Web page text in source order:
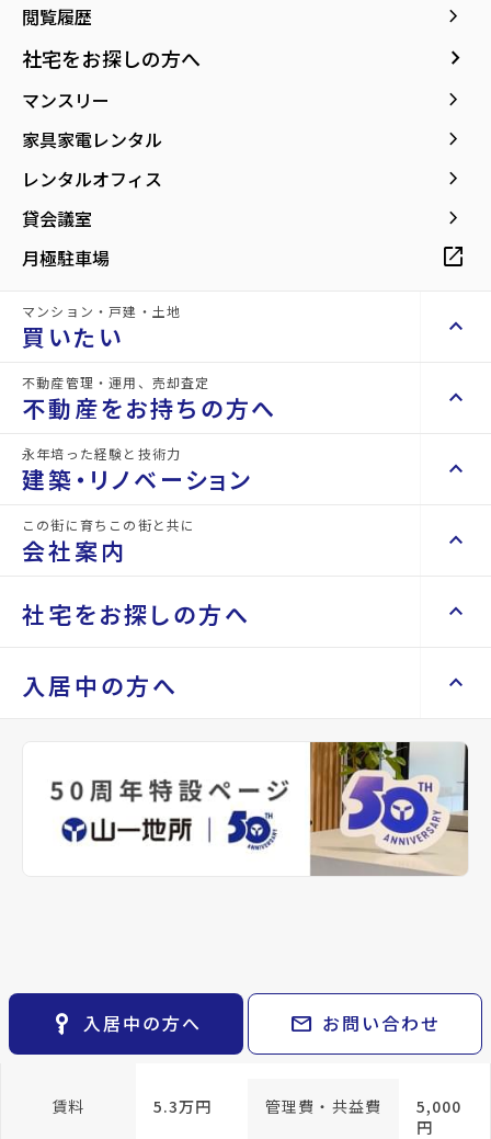
閲覧履歴 keyboard_arrow_right
社宅をお探しの方へ keyboard_arrow_right
マンスリー keyboard_arrow_right
家具家電レンタル keyboard_arrow_right
レンタルオフィス keyboard_arrow_right
貸会議室 keyboard_arrow_right
月極駐車場 open_in_new
マンション・戸建・土地
買いたい keyboard_arrow_up
不動産を買いたい方へ keyboard_arrow_right
space_dashboard
エリアから探す
space_dashboard
土地を探す
エリアから探す
train
路線から探す
事業用・投資用を探す keyboard_arrow_right
検索条件
閲覧履歴 keyboard_arrow_right
マイホームを考え始めたら keyboard_arrow_right
不動産管理・運用、売却査定
不動産をお持ちの方へ keyboard_arrow_up
不動産をお持ちの方へ keyboard_arrow_right
山一地所の賃貸管理
不動産を貸すまでの流れ
空き家サポートサービス
不動産を売却したい keyboard_arrow_right
相続相談をしたい keyboard_arrow_right
不動産に投資したい keyboard_arrow_right
永年培った経験と技術力
建築・リノベーション keyboard_arrow_up
建築・リノベーション keyboard_arrow_right
Renotta（リノッタ） keyboard_arrow_right
この街に育ちこの街と共に
会社案内 keyboard_arrow_up
会社案内 keyboard_arrow_right
会社概要・沿革 keyboard_arrow_right
keyboard_arrow_right
パーパス keyboard_arrow_right
CM紹介
社宅をお探しの方へ keyboard_arrow_up
社宅をお探しの方へ keyboard_arrow_right
keyboard_arrow_right
レンタルオフィス keyboard_arrow_right
貸会議室 keyboard_arrow_right
open_in_new
入居中の方へ keyboard_arrow_up
keyboard_arrow_right
退去される方へ keyboard_arrow_right
※準備中 住まいのしおり（PDF）
key_vertical 入居中の方へ mail お問い合わせ
所在地
location_on グーグルマップでみる
築年月
【～始発駅～泉中央まで徒歩5分！】利便
施設が徒歩圏内です！
詳細情報 details
物件名 サニーヒルズ泉中央
所在地 宮城県仙台市泉区泉中央2丁目
仙台市地下鉄南北線/八乙女駅 徒歩24分
年10月
間取り 1K 間取り内訳
洋室
7.2 帖
ト)
所在階/階建 4階／地上7階
賃料 5.3万円 管理費・共益費
5,000
円